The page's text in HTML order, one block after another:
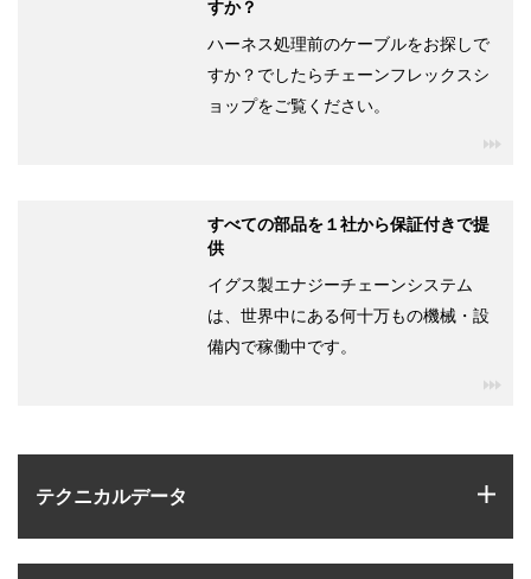
テクニカルデータ
すか？
ハーネス処理前のケーブルをお探しで
すか？でしたらチェーンフレックスシ
ョップをご覧ください。
すべての部品を１社から保証付きで提
供
イグス製エナジーチェーンシステム
は、世界中にある何十万もの機械・設
備内で稼働中です。